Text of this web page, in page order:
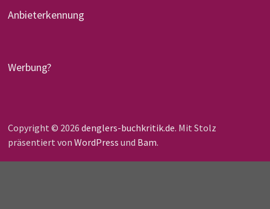
Anbieterkennung
Werbung?
Copyright © 2026 denglers-buchkritik.de. Mit Stolz
präsentiert von WordPress und Bam.